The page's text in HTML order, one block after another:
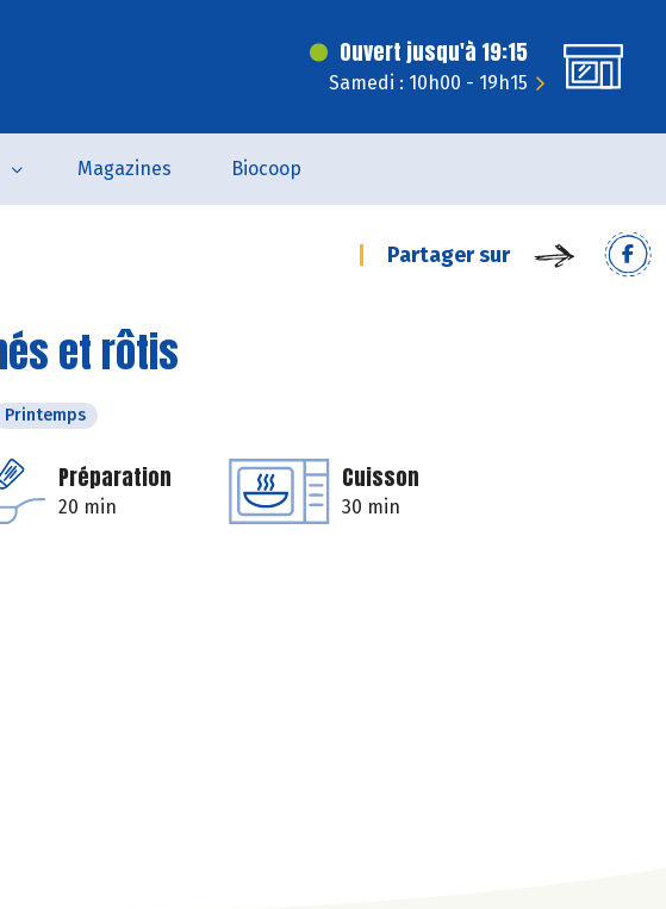
Ouvert jusqu'à 19:15
Samedi : 10h00 - 19h15
Magazines Biocoop
Partager sur
et rôtis
Printemps
Préparation
20 min
Cuisson
30 min